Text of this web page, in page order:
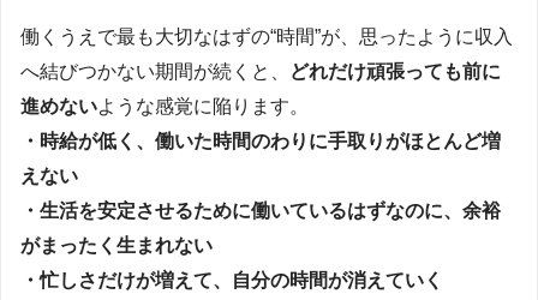
働くうえで最も大切なはずの“時間”が、思ったように収入
へ結びつかない期間が続くと、
どれだけ頑張っても前に
進めないような感覚に陥ります。
・時給が低く、働いた時間のわりに手取りがほとんど増
えない
・生活を安定させるために働いているはずなのに、余裕
がまったく生まれない
・忙しさだけが増えて、自分の時間が消えていく